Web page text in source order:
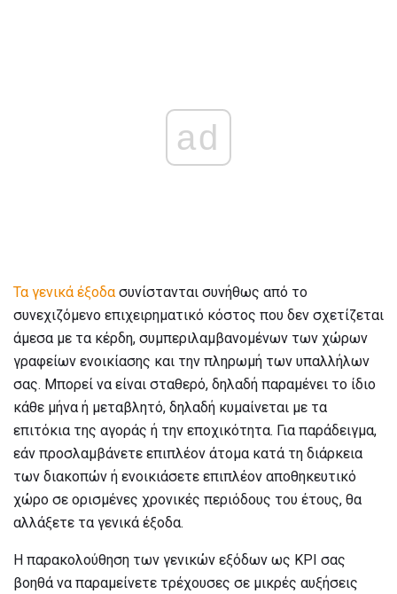
ad
Τα γενικά έξοδασυνίστανται συνήθως από το
συνεχιζόμενο επιχειρηματικό κόστος που δεν σχετίζεται
άμεσα με τα κέρδη, συμπεριλαμβανομένων των χώρων
γραφείων ενοικίασης και την πληρωμή των υπαλλήλων
σας. Μπορεί να είναι σταθερό, δηλαδή παραμένει το ίδιο
κάθε μήνα ή μεταβλητό, δηλαδή κυμαίνεται με τα
επιτόκια της αγοράς ή την εποχικότητα. Για παράδειγμα,
εάν προσλαμβάνετε επιπλέον άτομα κατά τη διάρκεια
των διακοπών ή ενοικιάσετε επιπλέον αποθηκευτικό
χώρο σε ορισμένες χρονικές περιόδους του έτους, θα
αλλάξετε τα γενικά έξοδα.
Η παρακολούθηση των γενικών εξόδων ως KPI σας
βοηθά να παραμείνετε τρέχουσες σε μικρές αυξήσεις